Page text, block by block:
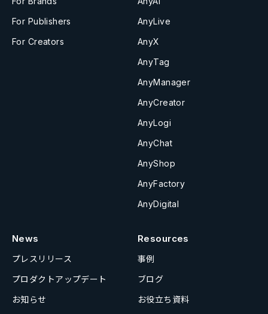
For Publishers
For Creators
AnyLive
AnyX
AnyTag
AnyManager
AnyCreator
AnyLogi
AnyChat
AnyShop
AnyFactory
AnyDigital
News
プレスリリース
プロダクトアップデート
お知らせ
Resources
事例
ブログ
お役立ち資料